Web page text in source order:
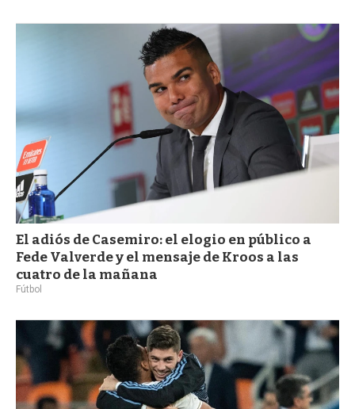
El adiós de Casemiro: el elogio en público a
Fede Valverde y el mensaje de Kroos a las
cuatro de la mañana
Fútbol